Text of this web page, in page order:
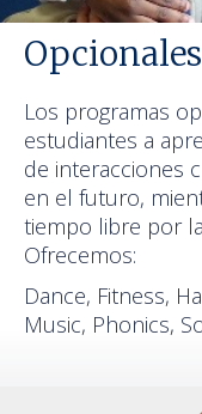
Los programas
estudiantes a
de interacciones
en el futuro,
tiempo libre por
Ofrecemos:
Dance, Fitness,
Music, Phonics,